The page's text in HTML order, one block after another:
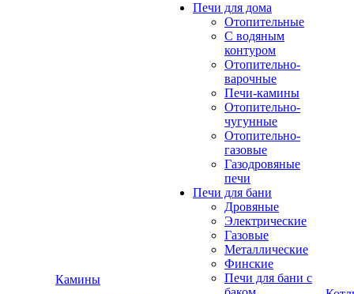
Камины
Печи для дома
Отопительные
C водяным
контуром
Отопительно-
варочные
Печи-камины
Отопительно-
чугунные
Отопительно-
газовые
Газодровяные
печи
Печи для бани
Дровяные
Электрические
Газовые
Металлические
Финские
Печи для бани с